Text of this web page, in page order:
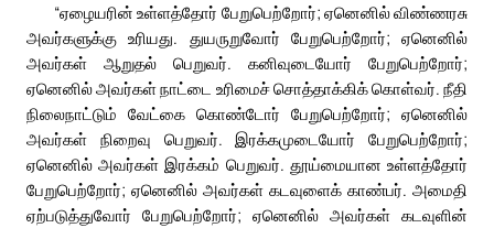
“ஏழையரின் உள்ளத்தோர் பேறுபெற்றோர்; ஏனெனில் விண்ணரசு
அவர்களுக்கு உரியது. துயருறுவோர் பேறுபெற்றோர்; ஏனெனில்
அவர்கள் ஆறுதல் பெறுவர். கனிவுடையோர் பேறுபெற்றோர்;
ஏனெனில் அவர்கள் நாட்டை உரிமைச் சொத்தாக்கிக் கொள்வர். நீதி
நிலைநாட்டும் வேட்கை கொண்டோர் பேறுபெற்றோர்; ஏனெனில்
அவர்கள் நிறைவு பெறுவர். இரக்கமுடையோர் பேறுபெற்றோர்;
ஏனெனில் அவர்கள் இரக்கம் பெறுவர். தூய்மையான உள்ளத்தோர்
பேறுபெற்றோர்; ஏனெனில் அவர்கள் கடவுளைக் காண்பர். அமைதி
ஏற்படுத்துவோர் பேறுபெற்றோர்; ஏனெனில் அவர்கள் கடவுளின்